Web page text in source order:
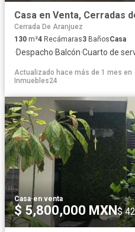
Cerrada De Aranjuez
130 m²4 Recámaras3 BañosCasa
·Despacho·Balcón·Cuarto de
Actualizado hace más de 1 mes en
Inmuebles24
Casa·en venta
$ 5,800,000 MXN$